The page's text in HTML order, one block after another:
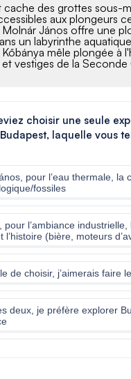
cache des grottes sous-
aux plongeurs
Molnár János offre une
un labyrinthe
mêle plongée à
vestiges de la Seconde
choisir une seule
laquelle vous
pour l’eau thermale, la
fossiles
pour l’ambiance industrielle,
l’histoire (bière, moteurs
de choisir, j’aimerais faire
deux, je préfère explorer